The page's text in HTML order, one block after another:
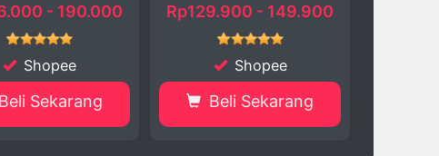
Rp129.900 - 149.900
Beli Sekarang
Rp110.000
Beli Sekarang